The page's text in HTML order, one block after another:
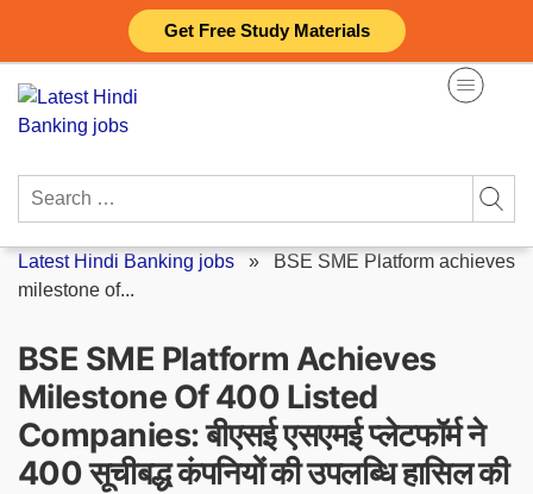
Get Free Study Materials
content
Search
Latest Hindi Banking jobs » BSE SME Platform achieves
milestone of...
BSE SME Platform Achieves
Milestone Of 400 Listed
Companies: बीएसई एसएमई प्लेटफॉर्म ने
400 सूचीबद्ध कंपनियों की उपलब्धि हासिल की